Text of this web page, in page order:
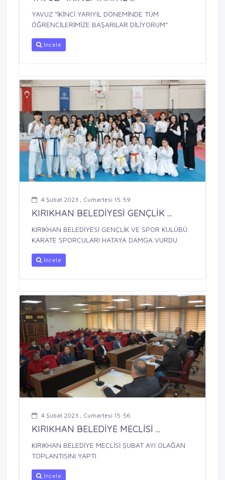
YAVUZ “İKİNCİ YARIYIL DÖNEMİNDE TÜM
ÖĞRENCİLERİMİZE BAŞARILAR DİLİYORUM”
İncele
4 Şubat 2023 , Cumartesi 15:59
KIRIKHAN BELEDİYESİ GENÇLİK ...
KIRIKHAN BELEDİYESİ GENÇLİK VE SPOR KULÜBÜ
KARATE SPORCULARI HATAYA DAMGA VURDU
İncele
4 Şubat 2023 , Cumartesi 15:56
KIRIKHAN BELEDİYE MECLİSİ ...
KIRIKHAN BELEDİYE MECLİSİ ŞUBAT AYI OLAĞAN
TOPLANTISINI YAPTI
İncele